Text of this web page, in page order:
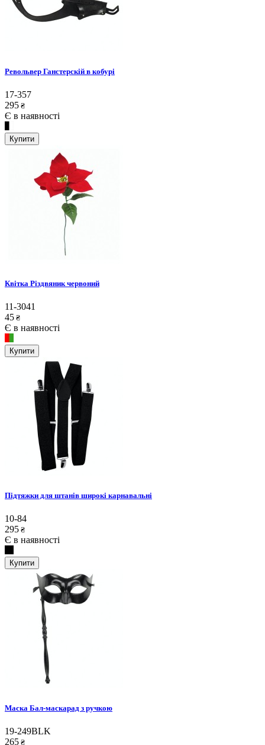
Револьвер Ганстерскій в кобурі
17-357
295 ₴
Є в наявності
Купити
Квітка Різдвяник червоний
11-3041
45 ₴
Є в наявності
Купити
Підтяжки для штанів широкі карнавальні
10-84
295 ₴
Є в наявності
Купити
Маска Бал-маскарад з ручкою
19-249BLK
265 ₴